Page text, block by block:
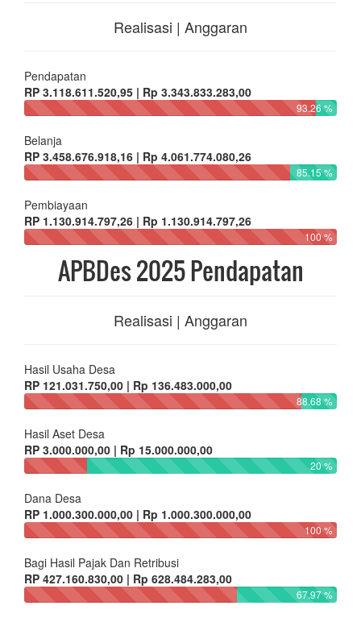
Realisasi | Anggaran
Pendapatan
RP 3.118.611.520,95 | Rp 3.343.833.283,00
93.26 %
Belanja
RP 3.458.676.918,16 | Rp 4.061.774.080,26
85.15 %
Pembiayaan
RP 1.130.914.797,26 | Rp 1.130.914.797,26
100 %
APBDes 2025 Pendapatan
Realisasi | Anggaran
Hasil Usaha Desa
RP 121.031.750,00 | Rp 136.483.000,00
88.68 %
Hasil Aset Desa
RP 3.000.000,00 | Rp 15.000.000,00
20 %
Dana Desa
RP 1.000.300.000,00 | Rp 1.000.300.000,00
100 %
Bagi Hasil Pajak Dan Retribusi
RP 427.160.830,00 | Rp 628.484.283,00
67.97 %